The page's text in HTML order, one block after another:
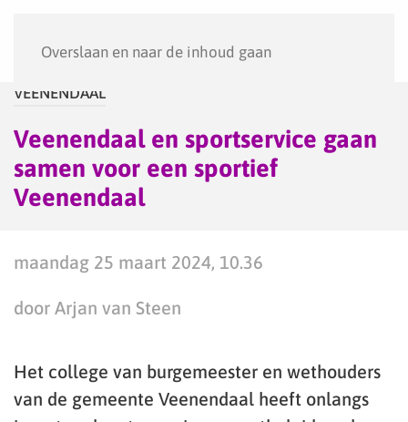
Overslaan en naar de inhoud gaan
VEENENDAAL
Veenendaal en sportservice gaan
samen voor een sportief
Veenendaal
maandag 25 maart 2024, 10.36
door Arjan van Steen
Het college van burgemeester en wethouders
van de gemeente Veenendaal heeft onlangs